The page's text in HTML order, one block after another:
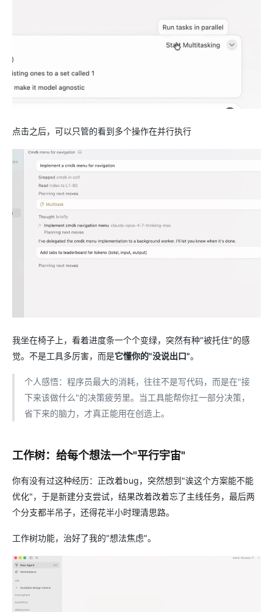
点击之后，可以只管的看到多个操作在并行执行
我坐在椅子上，看着进度条一个个变绿，突然有种"被托住"的感
觉。不是工具多厉害，而是它懂你的"没说出口"。
个人感悟：程序员最大的消耗，往往不是写代码，而是在"接
下来该做什么"的决策疲劳里。当工具能帮你扛一部分决策，
省下来的脑力，才真正能用在创造上。
工作树：给每个想法一个"平行宇宙"
你有没有过这种经历：正改着bug，突然想到"诶这个方案能不能
优化"，于是新建分支尝试，结果改着改着忘了主线任务，最后两
个分支都半吊子，还得花半小时理清思路。
工作树功能，治好了我的"想法焦虑"。